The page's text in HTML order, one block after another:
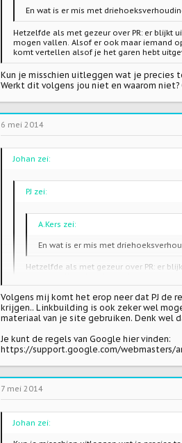
En wat is er mis met
Hetzelfde als met gezeur over PR: er blijkt
mogen vallen. Alsof er ook maar iemand
komt vertellen alsof je het garen hebt
Kun je misschien uitleggen wat je precies
Werkt dit volgens jou niet en waarom
6 mei 2014
Johan zei:
PJ zei:
A.Kers zei:
En wat is er mis met
Hetzelfde als met gezeur over PR: er
mogen vallen. Alsof er ook maar
jaar terug komt vertellen alsof je het
Kun je misschien uitleggen wat je precies
Werkt dit volgens jou niet en waarom niet?
Volgens mij komt het erop neer dat PJ
krijgen.. Linkbuilding is ook zeker wel
materiaal van je site gebruiken. Denk wel
Je kunt de regels van Google hier vinden:
https://support.google.com/webmasters/
7 mei 2014
Johan zei: